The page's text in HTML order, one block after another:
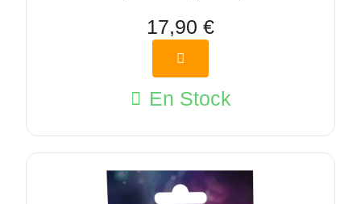
17,90 €
En Stock